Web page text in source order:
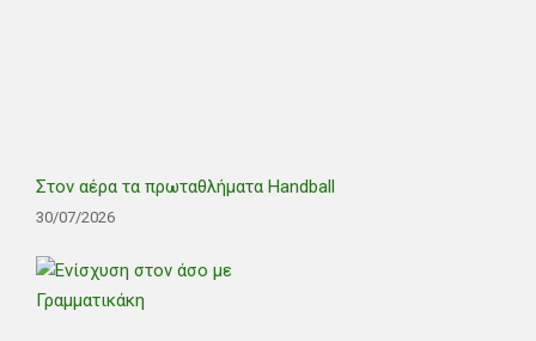
Στον αέρα τα πρωταθλήματα Handball
30/07/2026